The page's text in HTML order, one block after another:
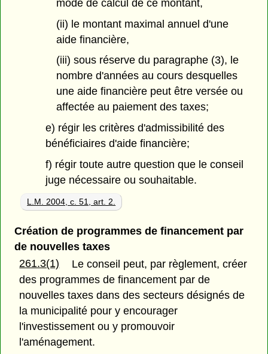
mode de calcul de ce montant,
(ii) le montant maximal annuel d'une
aide financière,
(iii) sous réserve du paragraphe (3), le
nombre d'années au cours desquelles
une aide financière peut être versée ou
affectée au paiement des taxes;
e) régir les critères d'admissibilité des
bénéficiaires d'aide financière;
f) régir toute autre question que le conseil
juge nécessaire ou souhaitable.
L.M. 2004, c. 51, art. 2.
Création de programmes de financement par
de nouvelles taxes
261.3(1)
Le conseil peut, par règlement, créer
des programmes de financement par de
nouvelles taxes dans des secteurs désignés de
la municipalité pour y encourager
l'investissement ou y promouvoir
l'aménagement.